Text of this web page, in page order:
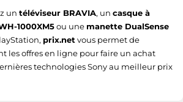
un téléviseur BRAVIA, un casque à
1000XM5ou une manette DualSense
prix.net vous permet de
les offres en ligne pour faire un achat
technologies Sony au meilleur prix